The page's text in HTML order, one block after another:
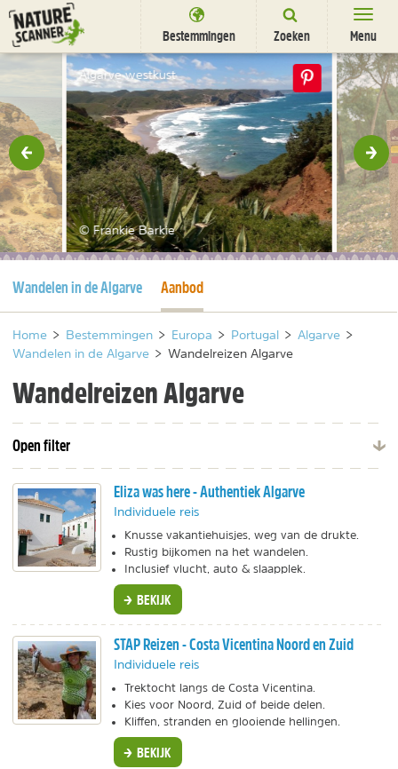
Ga
naar
content
Bestemmingen Zoeken Menu
Bestemmingen
Overnachten
Activiteiten
Natuurparken
Dieren
Nieuwsbrief Uitgelicht
Algarve westkust
© Frankie Barkie
Huidige pagina
Wandelen in de Algarve Huidige pagina
Aanbod
Home > Bestemmingen > Europa > Portugal > Algarve >
Wandelen in de Algarve > Wandelreizen Algarve
Wandelreizen Algarve
Open filter
Eliza was here - Authentiek Algarve
Individuele reis
Knusse vakantiehuisjes, weg van de drukte.
Rustig bijkomen na het wandelen.
Inclusief vlucht, auto & slaapplek.
BEKIJK
STAP Reizen - Costa Vicentina Noord en Zuid
Individuele reis
Trektocht langs de Costa Vicentina.
Kies voor Noord, Zuid of beide delen.
Kliffen, stranden en glooiende hellingen.
BEKIJK